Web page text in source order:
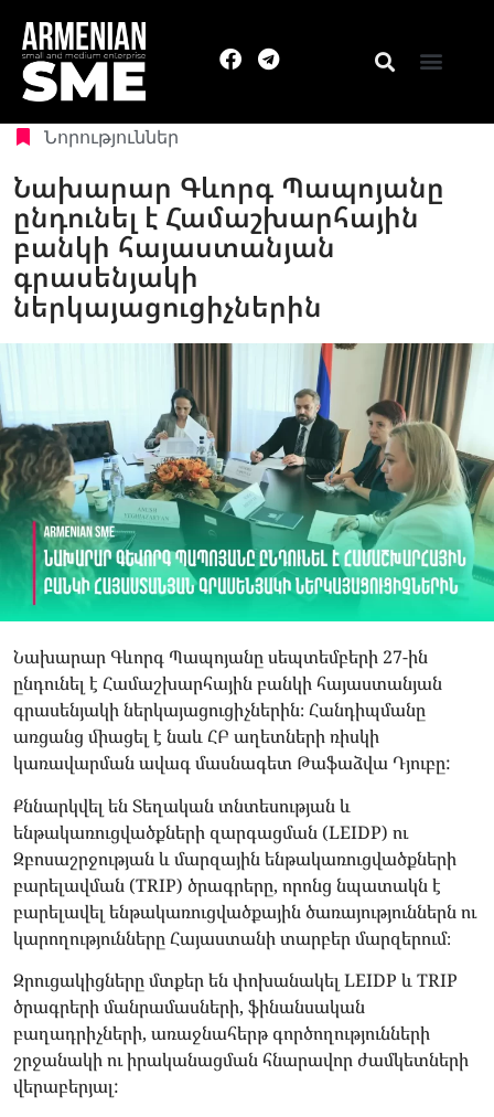
Նորություններ
Նախարար Գևորգ Պապոյանը
ընդունել է Համաշխարհային
բանկի հայաստանյան
գրասենյակի
ներկայացուցիչներին
Նախարար Գևորգ Պապոյանը սեպտեմբերի 27-ին
ընդունել է Համաշխարհային բանկի հայաստանյան
գրասենյակի ներկայացուցիչներին։ Հանդիպմանը
առցանց միացել է նաև ՀԲ աղետների ռիսկի
կառավարման ավագ մասնագետ Թաֆաձվա Դյուբը:
Քննարկվել են Տեղական տնտեսության և
ենթակառուցվածքների զարգացման (LEIDP) ու
Զբոսաշրջության և մարզային ենթակառուցվածքների
բարելավման (TRIP) ծրագրերը, որոնց նպատակն է
բարելավել ենթակառուցվածքային ծառայություններն ու
կարողությունները Հայաստանի տարբեր մարզերում։
Զրուցակիցները մտքեր են փոխանակել LEIDP և TRIP
ծրագրերի մանրամասների, ֆինանսական
բաղադրիչների, առաջնահերթ գործողությունների
շրջանակի ու իրականացման հնարավոր ժամկետների
վերաբերյալ: